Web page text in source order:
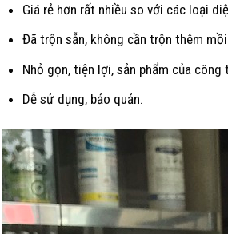
Giá rẻ hơn rất nhiều so với các loại
Đã trộn sẵn, không cần trộn thêm
Nhỏ gọn, tiện lợi, sản phẩm của
Dễ sử dụng, bảo quản.